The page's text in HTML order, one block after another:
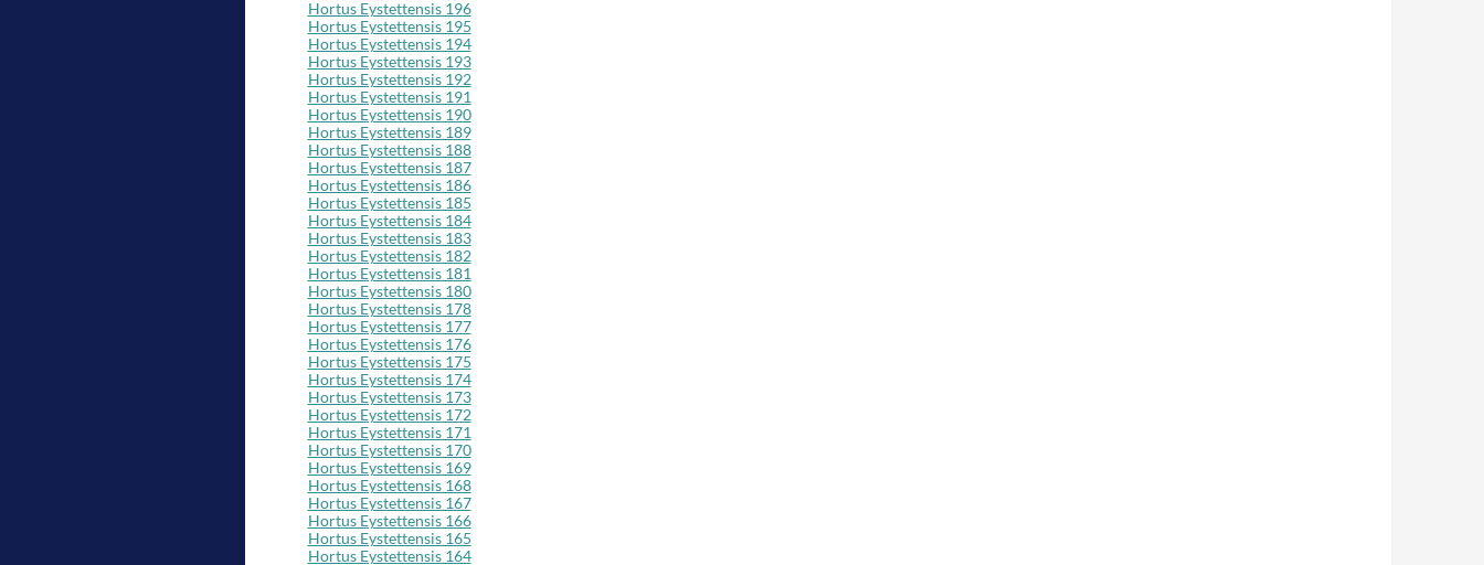
Hortus Eystettensis 196
Hortus Eystettensis 195
Hortus Eystettensis 194
Hortus Eystettensis 193
Hortus Eystettensis 192
Hortus Eystettensis 191
Hortus Eystettensis 190
Hortus Eystettensis 189
Hortus Eystettensis 188
Hortus Eystettensis 187
Hortus Eystettensis 186
Hortus Eystettensis 185
Hortus Eystettensis 184
Hortus Eystettensis 183
Hortus Eystettensis 182
Hortus Eystettensis 181
Hortus Eystettensis 180
Hortus Eystettensis 178
Hortus Eystettensis 177
Hortus Eystettensis 176
Hortus Eystettensis 175
Hortus Eystettensis 174
Hortus Eystettensis 173
Hortus Eystettensis 172
Hortus Eystettensis 171
Hortus Eystettensis 170
Hortus Eystettensis 169
Hortus Eystettensis 168
Hortus Eystettensis 167
Hortus Eystettensis 166
Hortus Eystettensis 165
Hortus Eystettensis 164